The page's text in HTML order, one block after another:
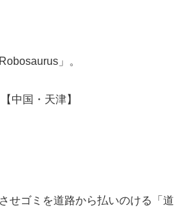
」。
中国・天津】
せゴミを道路から払いのける「道